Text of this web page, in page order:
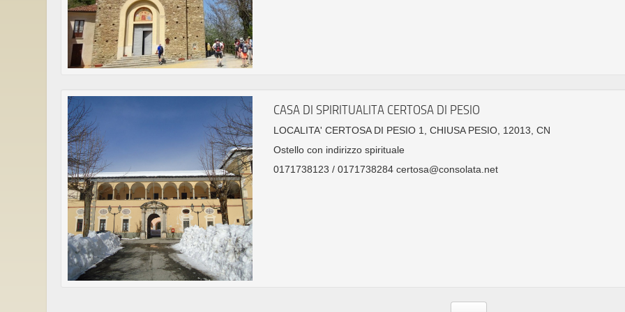
CASA DI SPIRITUALITA CERTOSA DI PESIO
LOCALITA' CERTOSA DI PESIO 1, CHIUSA PESIO, 12013, CN
Ostello con indirizzo spirituale
0171738123 / 0171738284 certosa@consolata.net